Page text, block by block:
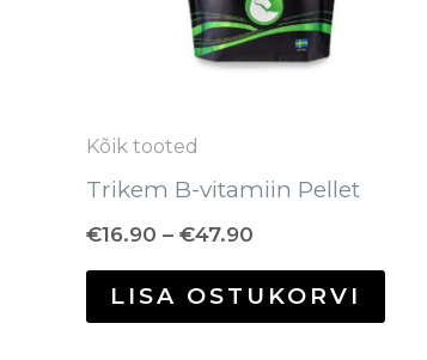
Kõik tooted
Trikem B-vitamiin Pellet
€16.90 – €47.90
LISA OSTUKORVI